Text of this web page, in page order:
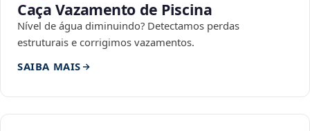
Caça Vazamento de Piscina
Nível de água diminuindo? Detectamos perdas
estruturais e corrigimos vazamentos.
SAIBA MAIS